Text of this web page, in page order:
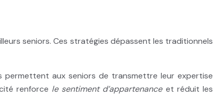
seniors. Ces stratégies dépassent les traditionnels
permettent aux seniors de transmettre leur expertise
renforce le sentiment d’appartenance et réduit les